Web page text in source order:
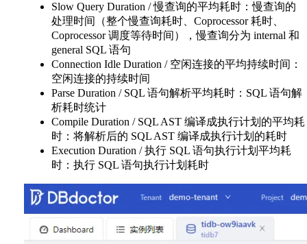
Slow Query Duration / 慢查询的平均耗时：慢查询的
处理时间（整个慢查询耗时、Coprocessor 耗时、
Coprocessor 调度等待时间），慢查询分为 internal 和
general SQL 语句
Connection Idle Duration / 空闲连接的平均持续时间：
空闲连接的持续时间
Parse Duration / SQL 语句解析平均耗时：SQL 语句解
析耗时统计
Compile Duration / SQL AST 编译成执行计划的平均耗
时：将解析后的 SQL AST 编译成执行计划的耗时
Execution Duration / 执行 SQL 语句执行计划平均耗
时：执行 SQL 语句执行计划耗时